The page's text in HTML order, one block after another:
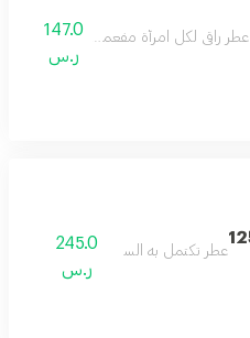
عطر راقي لكل امرأة مفعمة بالحيوية
147.0
ر.س
ريد 125
عطر تكتمل به السعاده245.0
ر.س